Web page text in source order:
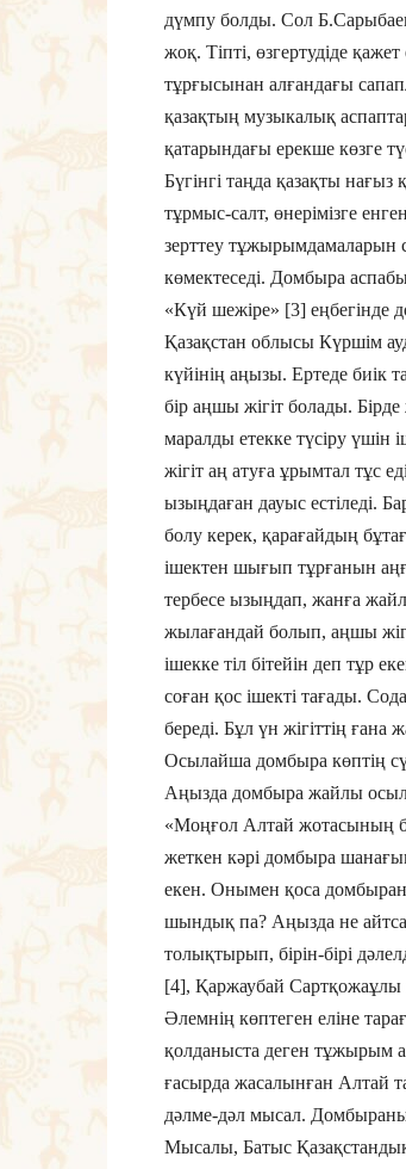
дүмпу болды. Сол
жоқ. Тіпті, өзгертудіде
тұрғысынан алғандағы
қазақтың музыкалық
қатарындағы ерекше көзге
Бүгінгі таңда қазақты
тұрмыс-салт, өнерімізге
зерттеу тұжырымдамаларын
көмектеседі. Домбыра
«Күй шежіре» [3] еңбегінде
Қазақстан облысы Күршім
күйінің аңызы. Ертеде биік
бір аңшы жігіт болады.
маралды етекке түсіру
жігіт аң атуға ұрымтал тұс
ызыңдаған дауыс естіледі.
болу керек, қарағайдың
ішектен шығып тұр­ғанын
тербесе ызыңдап, жанға
жылағандай болып, аңшы
ішекке тіл бітейін деп тұр
соған қос ішекті тағады.
береді. Бұл үн жігіттің
Осылайша домбыра көптің
Аңызда домбыра жайлы
«Моңғол Алтай жота­сының
жеткен кәрі домбыра
екен. Онымен қоса
шындық па? Аңызда не айтса
толықтырып, бірін-бірі
[4], Қаржаубай Сартқожаұлы
Әлемнің көптеген еліне
қолданыста деген тұжырым
ғасырда жасалынған Алтай
дәлме-дәл мысал.
Мысалы, Батыс